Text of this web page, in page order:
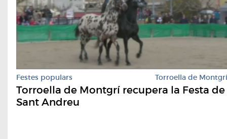
Festes populars Torroella de Montgrí
Torroella de Montgrí recupera la Festa de
Sant Andreu